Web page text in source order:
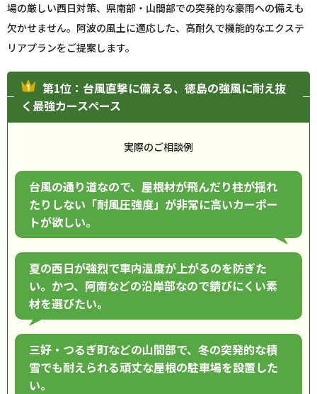
場の厳しい西日対策、県南部・山間部での突発的な豪雨への備えも
欠かせません。阿波の風土に適応した、高耐久で機能的なエクステ
リアプランをご提案します。
第1位：台風直撃に備える、徳島の強風に耐え抜
く最強カースペース
実際のご相談例
台風の通り道なので、屋根材が飛んだり柱が揺れ
たりしない「耐風圧強度」が非常に高いカーポー
トが欲しい。
夏の西日が強烈で車内温度が上がるのを防ぎた
い。かつ、阿南などの沿岸部なので錆びにくい素
材を選びたい。
三好・つるぎ町などの山間部で、冬の突発的な積
雪でも耐えられる頑丈な屋根の駐車場を設置した
い。